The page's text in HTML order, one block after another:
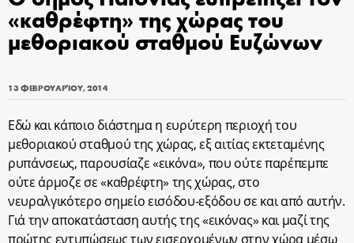
«καθρέφτη» της χώρας του
μεθοριακού σταθμού Ευζώνων
13 ΦΕΒΡΟΥΑΡΊΟΥ, 2014
Εδώ και κάποιο διάστημα η ευρύτερη περιοχή του
μεθοριακού σταθμού της χώρας, εξ αιτίας εκτεταμένης
ρυπάνσεως, παρουσίαζε «εικόνα», που ούτε παρέπεμπε
ούτε άρμοζε σε «καθρέφτη» της χώρας, στο
νευραλγικότερο σημείο εισόδου-εξόδου σε και από αυτήν.
Γιά την αποκατάσταση αυτής της «εικόνας» και μαζί της
πρώτης εντυπώσεως των εισερχομένων στην χώρα μέσω